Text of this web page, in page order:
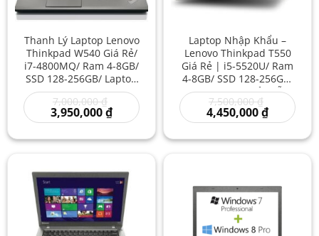
Thanh Lý Laptop Lenovo
Thinkpad W540 Giá Rẻ/
i7-4800MQ/ Ram 4-8GB/
SSD 128-256GB/ Laptop
văn phòng/ Máy Tính
Chơi Game Giá Rẻ/
Laptop 8 CPU
7,000,000₫
gốc
là:
7,000,000 ₫.
3,950,000₫Giá
hiện
là:
Laptop Nhập Khẩu –
Lenovo Thinkpad T550
Giá Rẻ | i5-5520U/ Ram
4-8GB/ SSD 128-256GB/
Lenovo i5 Giá Sỉ/ Mẫu
Máy Tính Xách Tay Rẻ
7,500,000₫
gốc
là:
7,500,000
4,450,000₫Giá
hiện
là: